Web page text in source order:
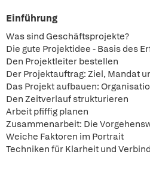
Einführung
Was sind Geschäftsprojekte?
Die gute Projektidee - Basis des
Den Projektleiter bestellen
Der Projektauftrag: Ziel, Mandat
Das Projekt aufbauen:
Den Zeitverlauf strukturieren
Arbeit pfiffig planen
Zusammenarbeit: Die
Weiche Faktoren im Portrait
Techniken für Klarheit und